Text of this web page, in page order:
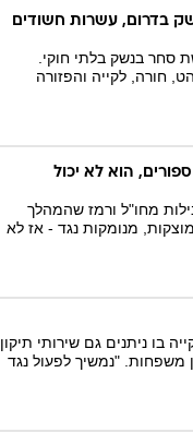
בדרום, עשרות חשודים
סחר בנשק בלתי חוקי.
חורה, לקייה והפזורה
הוא לא יכול
מחו"ל ורמז שהמהלך
מנומקות נגד - אז לא
רכב בלקייה בו ניתנים גם שירותי תיקון
משפחות. "נמשיך לפעול נגד